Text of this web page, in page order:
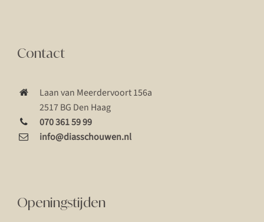
Contact
Laan van Meerdervoort 156a
2517 BG Den Haag
070 361 59 99
info@diasschouwen.nl
Openingstijden